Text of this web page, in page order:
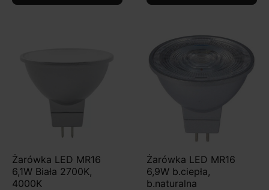
Żarówka LED MR16
6,1W Biała 2700K,
4000K
Żarówka LED MR16
6,9W b.ciepła,
b.naturalna